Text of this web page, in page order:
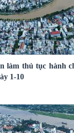
làm thủ tục hành
1-10